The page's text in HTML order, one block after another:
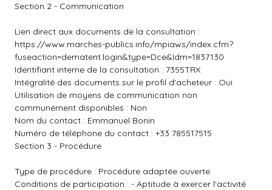
Section 2 - Communication
Lien direct aux documents de la consultation :
https://www.marches-publics.info/mpiaws/index.cfm?
fuseaction=dematent.login&type=Dce&Idm=1837130
Identifiant interne de la consultation : 7355TRX
Intégralité des documents sur le profil d'acheteur : Oui
Utilisation de moyens de communication non
communément disponibles : Non
Nom du contact : Emmanuel Bonin
Numéro de téléphone du contact : +33 785517515
Section 3 - Procédure
Type de procédure : Procédure adaptée ouverte
Conditions de participation : - Aptitude à exercer l'activité